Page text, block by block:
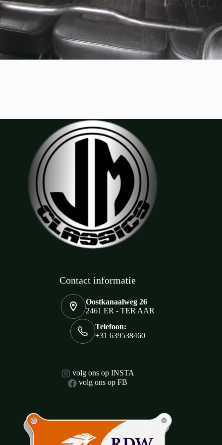
Contact informatie
Oostkanaalweg 26
2461 ER - TER AAR
Telefoon:
+31 639538460
volg ons op INSTA
volg ons op FB